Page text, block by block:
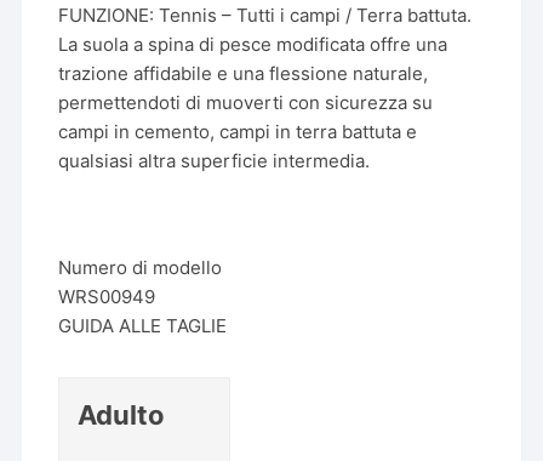
FUNZIONE: Tennis – Tutti i campi / Terra battuta.
La suola a spina di pesce modificata offre una
trazione affidabile e una flessione naturale,
permettendoti di muoverti con sicurezza su
campi in cemento, campi in terra battuta e
qualsiasi altra superficie intermedia.
Numero di modello
WRS00949
GUIDA ALLE TAGLIE
Adulto